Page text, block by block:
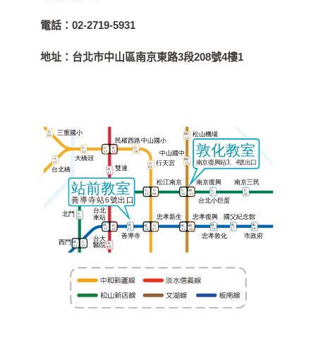
電話：02-2719-5931
地址： 台北市中山區南京東路3段208號4樓1